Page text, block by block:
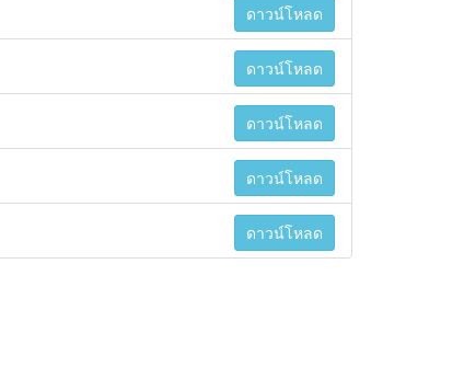
ดาวน์โหลด
ดาวน์โหลด
ดาวน์โหลด
ดาวน์โหลด
ดาวน์โหลด